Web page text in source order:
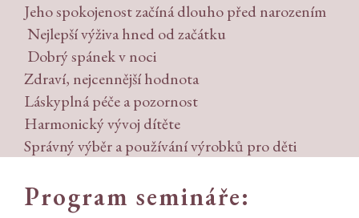
Jeho spokojenost začíná dlouho před narozením
Nejlepší výživa hned od začátku
Dobrý spánek v noci
Zdraví, nejcennější hodnota
Láskyplná péče a pozornost
Harmonický vývoj dítěte
Správný výběr a používání výrobků pro děti
Program semináře: